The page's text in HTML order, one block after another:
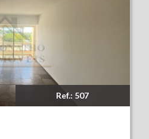
Ref.: 507